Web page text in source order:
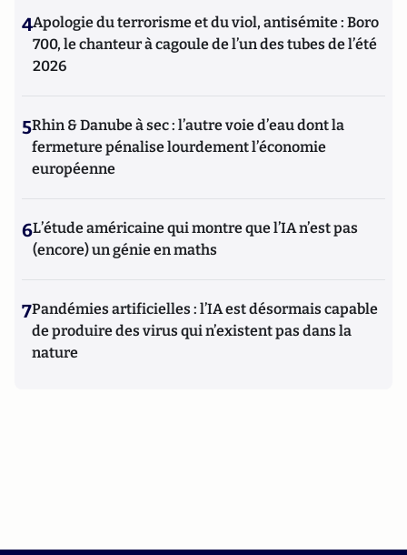
4Apologie du terrorisme et du viol, antisémite : Boro
700, le chanteur à cagoule de l’un des tubes de l’été
2026
5Rhin & Danube à sec : l’autre voie d’eau dont la
fermeture pénalise lourdement l’économie
européenne
6L’étude américaine qui montre que l’IA n’est pas
(encore) un génie en maths
7Pandémies artificielles : l’IA est désormais capable
de produire des virus qui n’existent pas dans la
nature